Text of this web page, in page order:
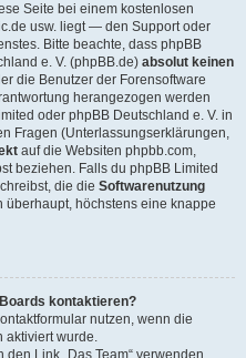
Seite bei einem kostenlosen
usw. liegt — den Support oder
Bitte beachte, dass phpBB
e. V. (phpBB.de) absolut keinen
die Benutzer der Forensoftware
herangezogen werden
oder phpBB Deutschland e. V. in
Fragen (Unterlassungserklärungen,
auf die Websiten phpbb.com,
beziehen. Falls du phpBB Limited
die die Softwarenutzung
überhaupt, höchstens eine knappe
kontaktieren?
nutzen, wenn die
aktiviert wurde.
Link „Das Team“ verwenden.